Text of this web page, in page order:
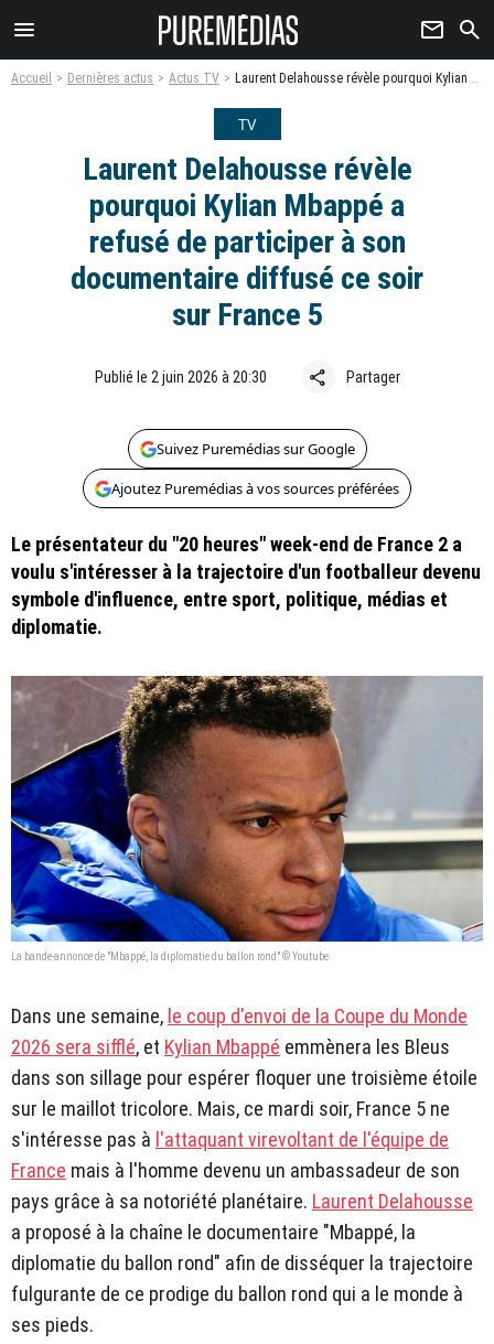
menu newsletter search
Accueil Dernières actus Actus TV Laurent Delahousse révèle pourquoi Kylian Mbappé a refusé de participer à son documentaire diffusé ce soir sur France 5
TV
Laurent Delahousse révèle
pourquoi Kylian Mbappé a
refusé de participer à son
documentaire diffusé ce soir
sur France 5
Publié le 2 juin 2026 à 20:30 share Partager
Suivez Puremédias sur Google
Ajoutez Puremédias à vos sources préférées
Le présentateur du "20 heures" week-end de France 2 a
voulu s'intéresser à la trajectoire d'un footballeur devenu
symbole d'influence, entre sport, politique, médias et
diplomatie.
La bande-annonce de "Mbappé, la diplomatie du ballon rond" © Youtube
Dans une semaine, le coup d'envoi de la Coupe du Monde
2026 sera sifflé, et Kylian Mbappé emmènera les Bleus
dans son sillage pour espérer floquer une troisième étoile
sur le maillot tricolore. Mais, ce mardi soir, France 5 ne
s'intéresse pas à l'attaquant virevoltant de l'équipe de
France mais à l'homme devenu un ambassadeur de son
pays grâce à sa notoriété planétaire. Laurent Delahousse
a proposé à la chaîne le documentaire "Mbappé, la
diplomatie du ballon rond" afin de disséquer la trajectoire
fulgurante de ce prodige du ballon rond qui a le monde à
ses pieds.